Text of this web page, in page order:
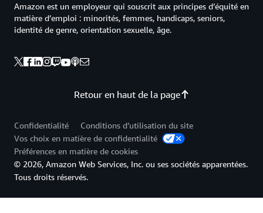
Retour en haut de la page
Amazon est un employeur qui souscrit aux principes d’équité en
matière d’emploi : minorités, femmes, handicaps, seniors,
identité de genre, orientation sexuelle, âge.
Confidentialité
Conditions d’utilisation du site
Vos choix en matière de confidentialité
Préférences en matière de cookies
© 2026, Amazon Web Services, Inc. ou ses sociétés apparentées.
Tous droits réservés.